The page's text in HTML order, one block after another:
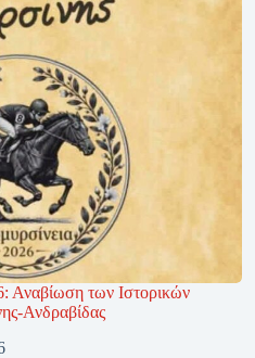
των Ιστορικών
Ανδραβίδας